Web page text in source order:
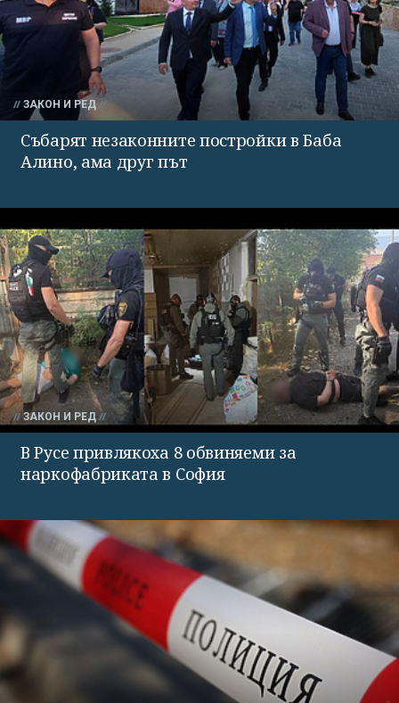
ЗАКОН И РЕД
Събарят незаконните постройки в Баба
Алино, ама друг път
ЗАКОН И РЕД
В Русе привлякоха 8 обвиняеми за
наркофабриката в София